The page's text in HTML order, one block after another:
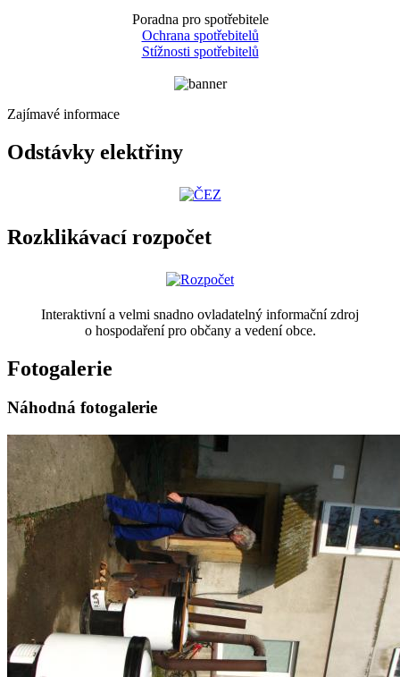
Poradna pro spotřebitele
Ochrana spotřebitelů
Stížnosti spotřebitelů
Zajímavé informace
Odstávky elektřiny
Rozklikávací rozpočet
Interaktivní a velmi snadno ovladatelný informační zdroj
o hospodaření pro občany a vedení obce.
Fotogalerie
Náhodná fotogalerie